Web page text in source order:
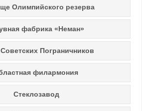
Олимпийского резерва
фабрика «Неман»
Пограничников
филармония
Стеклозавод